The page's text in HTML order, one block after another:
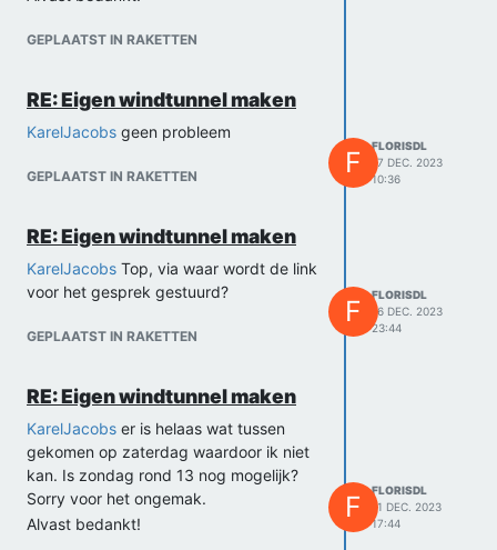
GEPLAATST IN RAKETTEN
RE: Eigen windtunnel maken
KarelJacobs geen probleem
GEPLAATST IN RAKETTEN F
FLORISDL
17 DEC. 2023
10:36
RE: Eigen windtunnel maken
KarelJacobs Top, via waar wordt de link
voor het gesprek gestuurd?
GEPLAATST IN RAKETTEN
F
FLORISDL
16 DEC. 2023
23:44
RE: Eigen windtunnel maken
KarelJacobs er is helaas wat tussen
gekomen op zaterdag waardoor ik niet
kan. Is zondag rond 13 nog mogelijk?
Sorry voor het ongemak.
Alvast bedankt!
F
FLORISDL
11 DEC. 2023
17:44